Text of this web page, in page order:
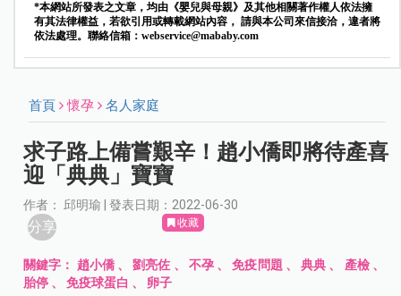
*本網站所發表之文章，均由《嬰兒與母親》及其他相關著作權人依法擁
有其法律權益，若欲引用或轉載網站內容， 請與本公司來信接洽，違者將
依法處理。聯絡信箱： webservice@mababy.com
首頁 懷孕 名人家庭
求子路上備嘗艱辛！趙小僑即將待產喜
迎「典典」寶寶
作者： 邱明瑜 | 發表日期：2022-06-30
分享 收藏
關鍵字： 趙小僑、劉亮佐 、 不孕 、免疫問題 、典典 、 產檢、
胎停 、免疫球蛋白 、 卵子